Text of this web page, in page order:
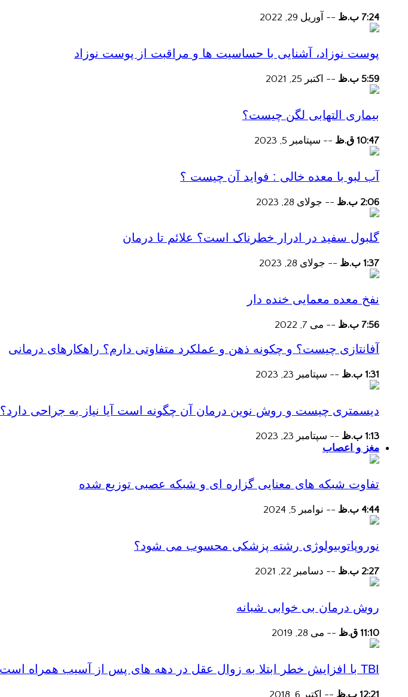
7:24 ب.ظ -- آوریل 29, 2022
پوست نوزاد، آشنایی با حساسیت ها و مراقبت از پوست نوزاد
5:59 ب.ظ -- اکتبر 25, 2021
بیماری التهابی لگن چیست؟
10:47 ق.ظ -- سپتامبر 5, 2023
آب لبو با معده خالی : فواید آن چیست ؟
2:06 ب.ظ -- جولای 28, 2023
گلبول سفید در ادرار خطرناک است؟ علائم تا درمان
1:37 ب.ظ -- جولای 28, 2023
نفخ معده معمایی خنده دار
7:56 ب.ظ -- می 7, 2022
آفانتازی چیست؟ و چکونه ذهن و عملکرد متفاوتی دارم؟ راهکارهای درمانی
1:31 ب.ظ -- سپتامبر 23, 2023
دیسمتری چیست و روش نوین درمان آن چگونه است آیا نیاز به جراحی دارد؟
1:13 ب.ظ -- سپتامبر 23, 2023
مغز و اعصاب
تفاوت شبکه های معنایی گزاره ای و شبکه عصبی توزیع شده
4:44 ب.ظ -- نوامبر 5, 2024
نوروپاتوبیولوژی رشته پزشکی محسوب می شود؟
2:27 ب.ظ -- دسامبر 22, 2021
روش درمان بی خوابی شبانه
11:10 ق.ظ -- می 28, 2019
TBI با افزایش خطر ابتلا به زوال عقل در دهه های پس از آسیب همراه است
12:21 ب.ظ -- اکتبر 6, 2018